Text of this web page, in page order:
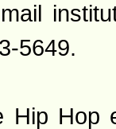
5649.
Hip Hop